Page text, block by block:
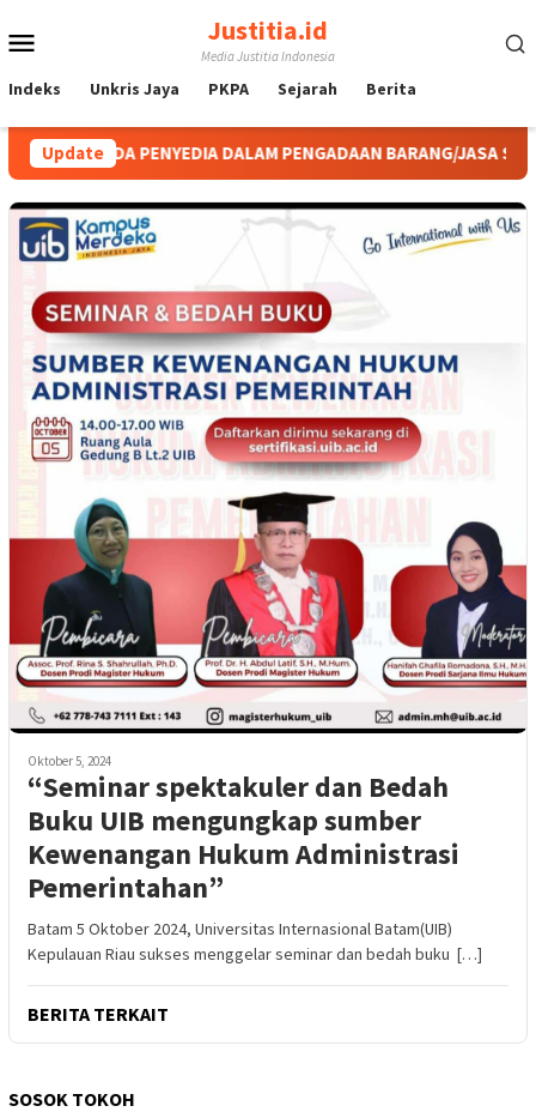
ke
Mobile
Justitia.id
Media Justitia Indonesia
Indeks Unkris Jaya PKPA Sejarah Berita
Update
PENYEDIA DALAM PENGADAAN BARANG/JASA SELAMA
Oktober 5, 2024
“Seminar spektakuler dan Bedah
Buku UIB mengungkap sumber
Kewenangan Hukum Administrasi
Pemerintahan”
Batam 5 Oktober 2024, Universitas Internasional Batam(UIB)
Kepulauan Riau sukses menggelar seminar dan bedah buku […]
BERITA TERKAIT
SOSOK TOKOH